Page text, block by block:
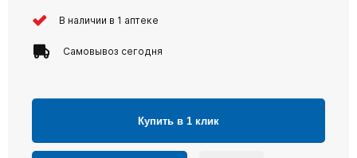
В наличии в 1 аптеке
Самовывоз сегодня
Купить в 1 клик